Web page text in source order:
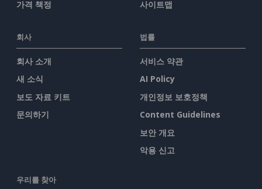
가격 책정
사이트맵
회사
회사 소개
새 소식
보도 자료 키트
문의하기
법률
서비스 약관
AI Policy
개인정보 보호정책
Content Guidelines
보안 개요
악용 신고
우리를 찾아